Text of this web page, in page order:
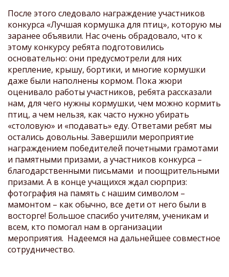
После этого следовало награждение участников
конкурса «Лучшая кормушка для птиц», которую мы
заранее объявили. Нас очень обрадовало, что к
этому конкурсу ребята подготовились
основательно: они предусмотрели для них
крепление, крышу, бортики, и многие кормушки
даже были наполнены кормом. Пока жюри
оценивало работы участников, ребята рассказали
нам, для чего нужны кормушки, чем можно кормить
птиц, а чем нельзя, как часто нужно убирать
«столовую» и «подавать» еду. Ответами ребят мы
остались довольны. Завершили мероприятие
награждением победителей почетными грамотами
и памятными призами, а участников конкурса –
благодарственными письмами и поощрительными
призами. А в конце учащихся ждал сюрприз:
фотография на память с нашим символом –
мамонтом – как обычно, все дети от него были в
восторге! Большое спасибо учителям, ученикам и
всем, кто помогал нам в организации
мероприятия. Надеемся на дальнейшее совместное
сотрудничество.